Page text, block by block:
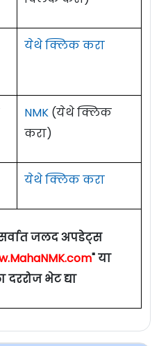
येथे क्लिक करा
NMK (येथे क्लिक
करा)
येथे क्लिक करा
जलद अपडेट्स
" या
भेट द्या